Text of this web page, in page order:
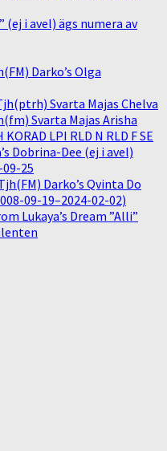
(ej i avel) ägs numera av
Darko’s Olga
Svarta Majas Chelva
Svarta Majas Arisha
KORAD LPI RLD N RLD F SE
Dobrina-Dee (ej i avel)
25
Darko’s Qvinta Do
09-19–2024-02-02)
Lukaya’s Dream ”Alli”